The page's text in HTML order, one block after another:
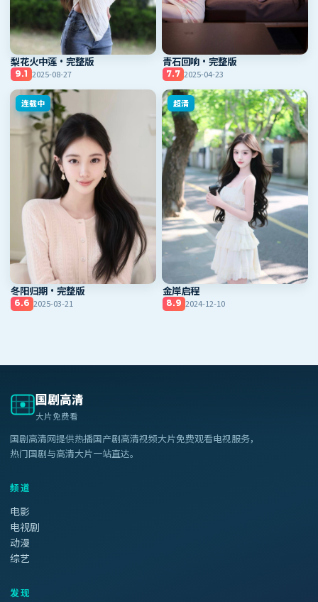
梨花火中莲·完整版
9.1 2025-08-27
青石回响·完整版
7.7 2025-04-23
连载中
冬阳归期·完整版
6.6 2025-03-21
超清
金岸启程
8.9 2024-12-10
国剧高清
大片免费看
国剧高清网提供热播国产剧高清视频大片免费观看电视服务，
热门国剧与高清大片一站直达。
频道
电影
电视剧
动漫
综艺
发现